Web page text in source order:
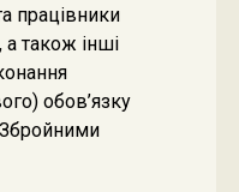
працівники
також інші
обов’язку
Збройними